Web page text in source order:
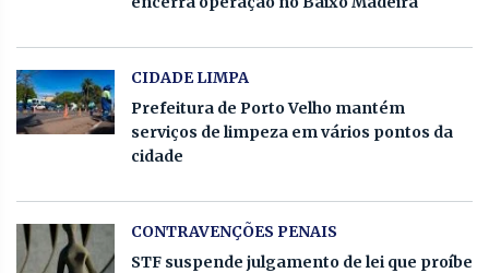
CIDADE LIMPA
Prefeitura de Porto Velho mantém
serviços de limpeza em vários pontos da
cidade
CONTRAVENÇÕES PENAIS
STF suspende julgamento de lei que proíbe